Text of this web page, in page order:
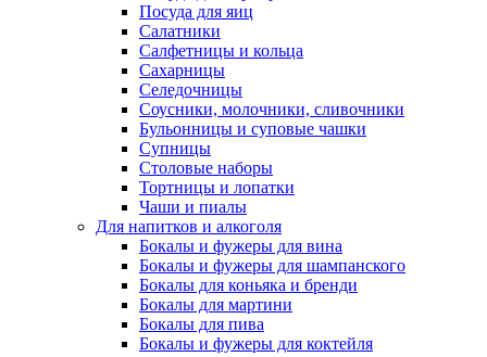
Посуда для яиц
Салатники
Салфетницы и кольца
Сахарницы
Селедочницы
Соусники, молочники, сливочники
Бульонницы и суповые чашки
Супницы
Столовые наборы
Тортницы и лопатки
Чаши и пиалы
Для напитков и алкоголя
Бокалы и фужеры для вина
Бокалы и фужеры для шампанского
Бокалы для коньяка и бренди
Бокалы для мартини
Бокалы для пива
Бокалы и фужеры для коктейля